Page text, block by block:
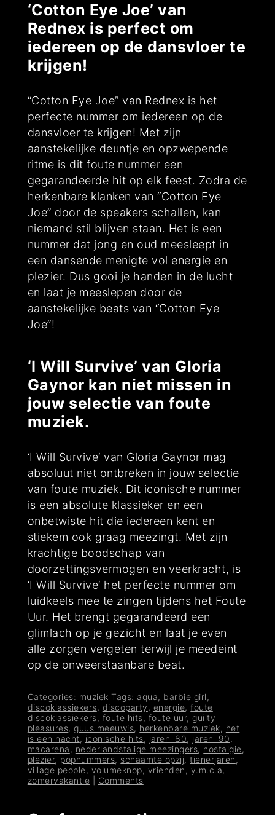
‘Cotton Eye Joe’ van
Rednex is perfect om
iedereen op de dansvloer te
krijgen!
“Cotton Eye Joe” van Rednex is het
perfecte nummer om iedereen op de
dansvloer te krijgen! Met zijn
aanstekelijke deuntje en opzwepende
ritme is dit foute nummer een
gegarandeerde hit op elk feest. Zodra de
herkenbare klanken van “Cotton Eye
Joe” door de speakers schallen, kan
niemand stil blijven staan. Het is een
nummer dat jong en oud meesleept in
een dansende menigte vol energie en
plezier. Dus gooi je handen in de lucht
en laat je meeslepen door de
aanstekelijke beats van “Cotton Eye
Joe”!
‘I Will Survive’ van Gloria
Gaynor kan niet missen in
jouw selectie van foute
muziek.
‘I Will Survive’ van Gloria Gaynor mag
absoluut niet ontbreken in jouw selectie
van foute muziek. Dit iconische nummer
is een absolute klassieker en een
onbetwiste hit die iedereen kent en
stiekem ook graag meezingt. Met zijn
krachtige boodschap van
doorzettingsvermogen en veerkracht, is
‘I Will Survive’ het perfecte nummer om
luidkeels mee te zingen tijdens het Foute
Uur. Het brengt gegarandeerd een
glimlach op je gezicht en laat je even
alle zorgen vergeten terwijl je meedeint
op de onweerstaanbare beat.
Categories: muziek Tags: aqua, barbie girl ,
discoklassiekers, discoparty , energie,foute
discoklassiekers, foute hits, foute uur,guilty
pleasures,guus meeuwis, herkenbare muziek, het
is een nacht , iconische hits, jaren '80, jaren '90 ,
macarena , nederlandstalige meezingers, nostalgie,
plezier, popnummers, schaamte opzij,tienerjaren ,
village people, volumeknop, vrienden , y.m.c.a,
zomervakantie
Comments